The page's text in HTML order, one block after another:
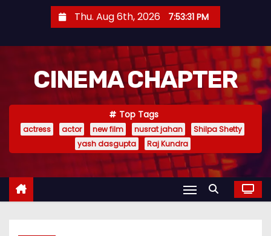
e
Thu. Aug 6th, 2026 7:53:32 PM
CINEMA CHAPTER
Top Tags
actress actor new film nusrat jahan
Shilpa Shetty
yash dasgupta
Raj Kundra